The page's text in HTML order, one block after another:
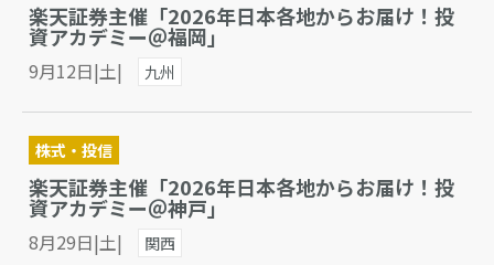
楽天証券主催「2026年日本各地からお届け！投
資アカデミー＠福岡」
9月12日|土| 九州
株式・投信
楽天証券主催「2026年日本各地からお届け！投
資アカデミー＠神戸」
8月29日|土| 関西